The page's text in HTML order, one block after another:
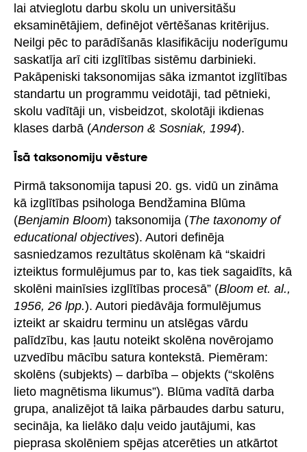
lai atvieglotu darbu skolu un universitāšu
eksaminētājiem, definējot vērtēšanas kritērijus.
Neilgi pēc to parādīšanās klasifikāciju noderīgumu
saskatīja arī citi izglītības sistēmu darbinieki.
Pakāpeniski taksonomijas sāka izmantot izglītības
standartu un programmu veidotāji, tad pētnieki,
skolu vadītāji un, visbeidzot, skolotāji ikdienas
klases darbā (Anderson & Sosniak, 1994).
Īsā taksonomiju vēsture
Pirmā taksonomija tapusi 20. gs. vidū un zināma
kā izglītības psihologa Bendžamina Blūma
(Benjamin Bloom) taksonomija (The taxonomy of
educational objectives). Autori definēja
sasniedzamos rezultātus skolēnam kā “skaidri
izteiktus formulējumus par to, kas tiek sagaidīts, kā
skolēni mainīsies izglītības procesā” (Bloom et. al.,
1956, 26 lpp.). Autori piedāvāja formulējumus
izteikt ar skaidru terminu un atslēgas vārdu
palīdzību, kas ļautu noteikt skolēna novērojamo
uzvedību mācību satura kontekstā. Piemēram:
skolēns (subjekts) – darbība – objekts (“skolēns
lieto magnētisma likumus”). Blūma vadītā darba
grupa, analizējot tā laika pārbaudes darbu saturu,
secināja, ka lielāko daļu veido jautājumi, kas
pieprasa skolēniem spējas atcerēties un atkārtot